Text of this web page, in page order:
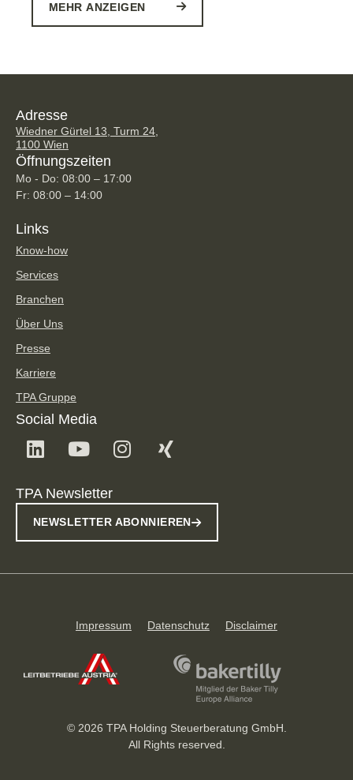
MEHR ANZEIGEN
Adresse
Wiedner Gürtel 13, Turm 24,
1100 Wien
Öffnungszeiten
Mo - Do: 08:00 – 17:00
Fr: 08:00 – 14:00
Links
Know-how
Services
Branchen
Über Uns
Presse
Karriere
TPA Gruppe
Social Media
TPA Newsletter
NEWSLETTER ABONNIEREN
Impressum Datenschutz Disclaimer
© 2026 TPA Holding Steuerberatung GmbH.
All Rights reserved.